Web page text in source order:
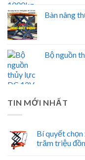
Bàn nâng
Bộ nguồn
TIN MỚI NHẤT
Bí quyết
trăm triệu